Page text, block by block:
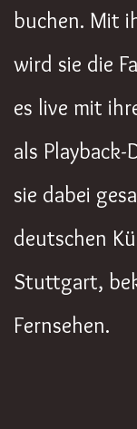
buchen. Mit
wird sie die
es live mit
als
sie dabei
deutschen
Stuttgart,
Fernsehen.